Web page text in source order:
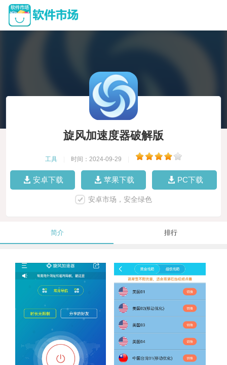
旋风加速度器破解版
工具 时间：2024-09-29
安卓下载 苹果下载 PC下载
安卓市场，安全绿色
简介 排行